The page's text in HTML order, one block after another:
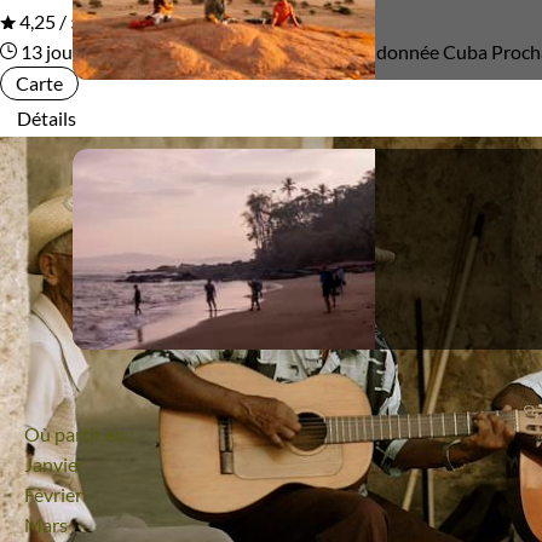
Où partir en :
Janvier
Février
Mars
4,25 / 5
13 joursMarches au rythme de la salsaRandonnée Cuba
Carte
Détails